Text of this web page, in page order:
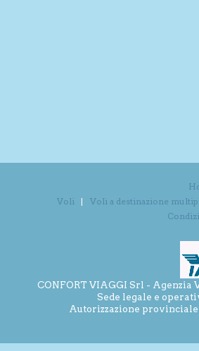
Voli
Voli a destinazione
CONFORT VIAGGI Srl -
Sede legale e
Autorizzazione provinciale